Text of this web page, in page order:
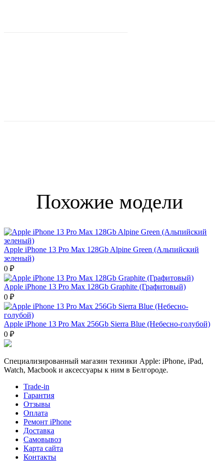
Похожие модели
Apple iPhone 13 Pro Max 128Gb Alpine Green (Альпийский
зеленый)
0 ₽
Apple iPhone 13 Pro Max 128Gb Graphite (Графитовый)
0 ₽
Apple iPhone 13 Pro Max 256Gb Sierra Blue (Небесно-голубой)
0 ₽
Специализированный магазин техники Apple: iPhone, iPad,
Watch, Macbook и аксессуары к ним в Белгороде.
Trade-in
Гарантия
Отзывы
Оплата
Ремонт iPhone
Доставка
Самовывоз
Карта сайта
Контакты